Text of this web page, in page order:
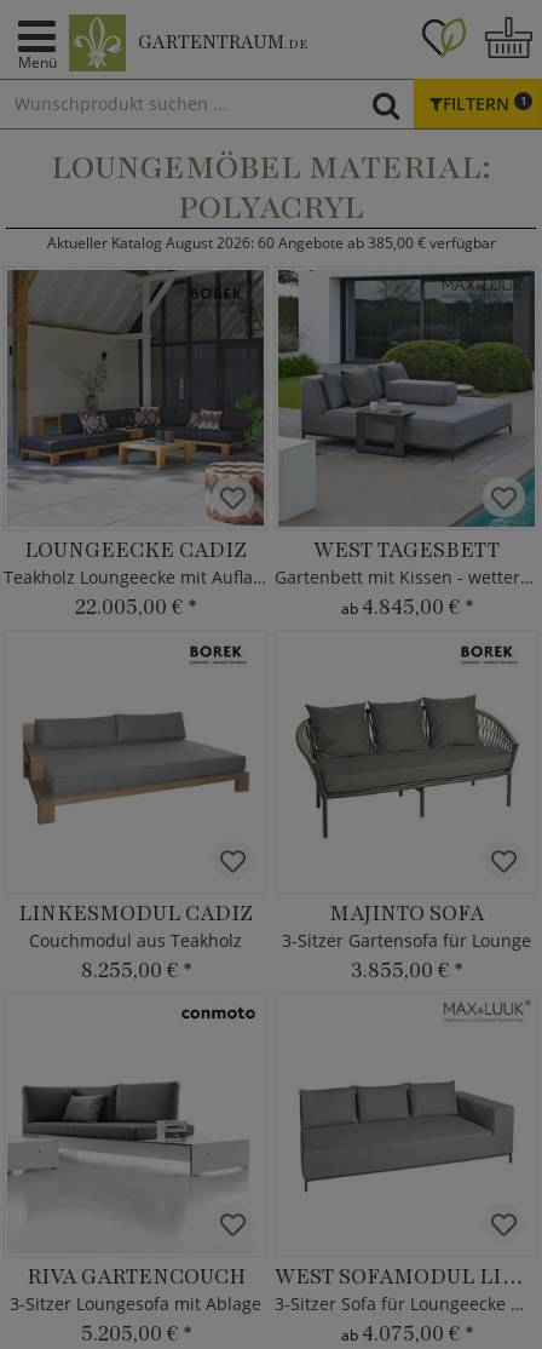
Menü
GARTENTRAUM.DE
FILTERN 1
LOUNGEMÖBEL MATERIAL:
POLYACRYL
Aktueller Katalog August 2026: 60 Angebote ab 385,00 € verfügbar
LOUNGEECKE CADIZ
Teakholz Loungeecke mit Auflagen
22.005,00 € *
WEST TAGESBETT
Gartenbett mit Kissen - wetterfest
ab 4.845,00 € *
LINKESMODUL CADIZ
Couchmodul aus Teakholz
8.255,00 € *
MAJINTO SOFA
3-Sitzer Gartensofa für Lounge
3.855,00 € *
RIVA GARTENCOUCH
3-Sitzer Loungesofa mit Ablage
5.205,00 € *
WEST SOFAMODUL LINKS
3-Sitzer Sofa für Loungeecke West
ab 4.075,00 € *